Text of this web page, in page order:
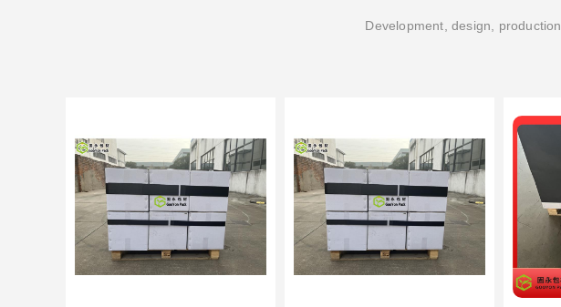
Development, design,